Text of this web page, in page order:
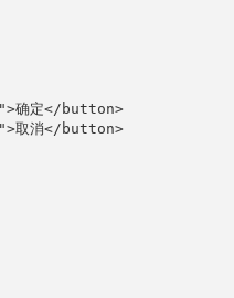
确定</button>
取消</button>